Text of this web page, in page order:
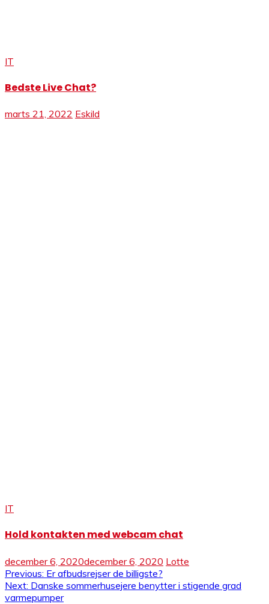
IT
Bedste Live Chat?
marts 21, 2022 Eskild
IT
Hold kontakten med webcam chat
december 6, 2020december 6, 2020 Lotte
Indlægsnavigation
Previous: Er afbudsrejser de billigste?
Next: Danske sommerhusejere benytter i stigende grad
varmepumper